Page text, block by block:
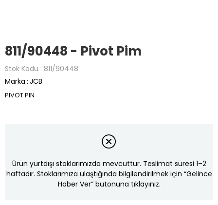
811/90448 - Pivot Pim
Stok Kodu
811/90448
Marka : JCB
PIVOT PIN
Ürün yurtdışı stoklarımızda mevcuttur. Teslimat süresi 1–2
haftadır. Stoklarımıza ulaştığında bilgilendirilmek için “Gelince
Haber Ver” butonuna tıklayınız.